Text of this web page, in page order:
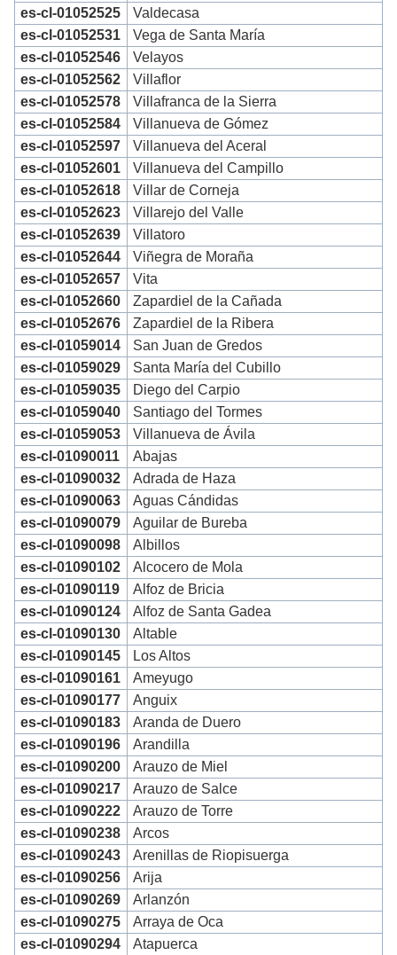
es-cl-01052525
Valdecasa
es-cl-01052531
Vega de Santa María
es-cl-01052546
Velayos
es-cl-01052562
Villaflor
es-cl-01052578
Villafranca de la Sierra
es-cl-01052584
Villanueva de Gómez
es-cl-01052597
Villanueva del Aceral
es-cl-01052601
Villanueva del Campillo
es-cl-01052618
Villar de Corneja
es-cl-01052623
Villarejo del Valle
es-cl-01052639
Villatoro
es-cl-01052644
Viñegra de Moraña
es-cl-01052657
Vita
es-cl-01052660
Zapardiel de la Cañada
es-cl-01052676
Zapardiel de la Ribera
es-cl-01059014
San Juan de Gredos
es-cl-01059029
Santa María del Cubillo
es-cl-01059035
Diego del Carpio
es-cl-01059040
Santiago del Tormes
es-cl-01059053
Villanueva de Ávila
es-cl-01090011
Abajas
es-cl-01090032
Adrada de Haza
es-cl-01090063
Aguas Cándidas
es-cl-01090079
Aguilar de Bureba
es-cl-01090098
Albillos
es-cl-01090102
Alcocero de Mola
es-cl-01090119
Alfoz de Bricia
es-cl-01090124
Alfoz de Santa Gadea
es-cl-01090130
Altable
es-cl-01090145
Los Altos
es-cl-01090161
Ameyugo
es-cl-01090177
Anguix
es-cl-01090183
Aranda de Duero
es-cl-01090196
Arandilla
es-cl-01090200
Arauzo de Miel
es-cl-01090217
Arauzo de Salce
es-cl-01090222
Arauzo de Torre
es-cl-01090238
Arcos
es-cl-01090243
Arenillas de Riopisuerga
es-cl-01090256
Arija
es-cl-01090269
Arlanzón
es-cl-01090275
Arraya de Oca
es-cl-01090294
Atapuerca